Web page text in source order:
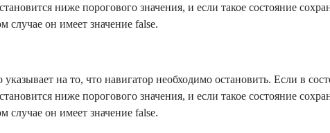
ниже порогового значения, и если такое состояние
случае он имеет значение false.
указывает на то, что навигатор необходимо остановить. Если в
ниже порогового значения, и если такое состояние
случае он имеет значение false.